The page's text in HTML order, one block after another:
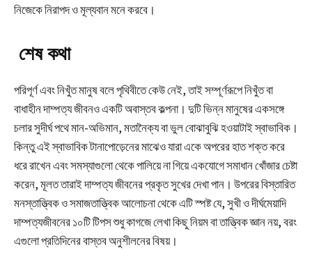
নিজেকে নিরাপদ ও মূল্যবান মনে করবে।
শেষ কথা
পরিপূর্ণ এবং নিখুঁত মানুষ বলে পৃথিবীতে কেউ নেই, তাই সম্পূর্ণরূপে নিখুঁত বা
বাধাহীন দাম্পত্য জীবনও একটি অবাস্তব কল্পনা। দুটি ভিন্ন মানুষের একসঙ্গে
চলার সুদীর্ঘ পথে মান-অভিমান, মতানৈক্য বা ভুল বোঝাবুঝি হওয়াটাই স্বাভাবিক।
কিন্তু এই স্বাভাবিক টানাপোড়েনের মাঝেও যারা একে অপরের হাত শক্ত করে
ধরে রাখেন এবং সমস্যাগুলো থেকে পালিয়ে না গিয়ে একযোগে সমাধান খোঁজার চেষ্টা
করেন, মূলত তারাই দাম্পত্য জীবনের প্রকৃত সুখের দেখা পান। উপরের বিস্তারিত
মনস্তাত্ত্বিক ও সমাজতাত্ত্বিক আলোচনা থেকে এটি স্পষ্ট যে, সুখী ও দীর্ঘমেয়াদি
দাম্পত্যজীবনের ১০টি টিপস শুধু কাগজে লেখা কিছু নিয়ম বা তাত্ত্বিক জ্ঞান নয়, বরং
এগুলো প্রতিদিনের বাস্তব অনুশীলনের বিষয়।